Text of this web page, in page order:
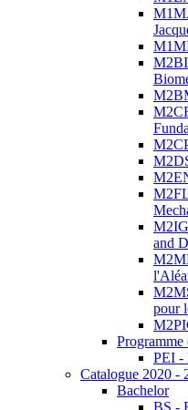
and
pour
Programme
PEI -
Catalogue 2020 -
Bachelor
BS -